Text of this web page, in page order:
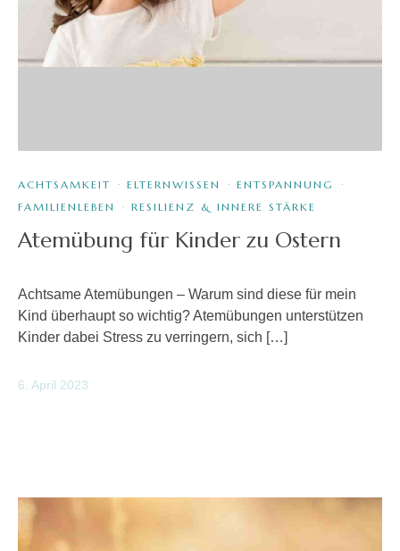
ACHTSAMKEIT · ELTERNWISSEN · ENTSPANNUNG
·
FAMILIENLEBEN
· RESILIENZ & INNERE STÄRKE
Atemübung für Kinder zu Ostern
Achtsame Atemübungen – Warum sind diese für mein
Kind überhaupt so wichtig? Atemübungen unterstützen
Kinder dabei Stress zu verringern, sich […]
6. April 2023